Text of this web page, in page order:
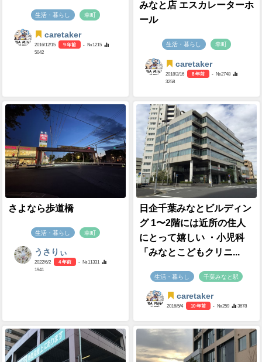
生活・暮らし 幸町
caretaker
2016/12/15 9 年前
- №1215
5042
みなと店 エスカレーターホ
ール
生活・暮らし 幸町
caretaker
2018/2/16 8 年前
- №2748
3258
さよなら歩道橋
生活・暮らし 幸町
うさりぃ
2022/6/2 4 年前
- №11331
1941
日企千葉みなとビルディン
グ 1〜2階には近所の住人
にとって嬉しい ・小児科
「みなとこどもクリニ...
生活・暮らし 千葉みなと駅
caretaker
2016/5/4 10 年前 - №259 3678